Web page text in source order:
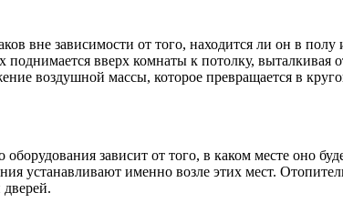
вне зависимости от того, находится ли он в
поднимается вверх комнаты к потолку,
воздушной массы, которое превращается в
зависит от того, в каком месте оно
устанавливают именно возле этих мест.